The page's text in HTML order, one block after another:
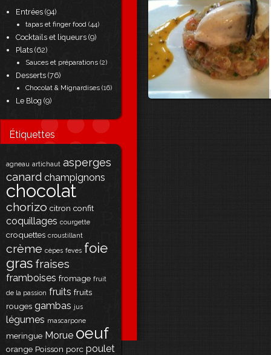
Entrées (94)
tapas et finger food (44)
Cocktails et liqueurs (9)
Plats (62)
Sauces et préparations (2)
Desserts (76)
Chocolat & Mignardises (16)
Le Blog (9)
Étiquettes
agneau artichaut asperges
canard champignons
chocolat
chorizo citron confit
coquillages courgette
croquettes croustillant
crème cèpes feves foie
gras fraises
framboises fromage fruit
de la passion fruits fruits
rouges gambas jus
légumes mascarpone
meringue Morue oeuf
orange Poisson porc poulet